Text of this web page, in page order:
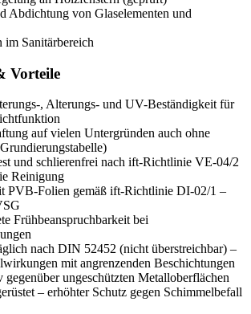
Abdichtung von Glaselementen und
im Sanitärbereich
Vorteile
, Alterungs- und UV-Beständigkeit für
auf vielen Untergründen auch ohne
und schlierenfrei nach ift-Richtlinie VE-04/2
Reinigung
PVB-Folien gemäß ift-Richtlinie DI-02/1 –
Frühbeanspruchbarkeit bei
nach DIN 52452 (nicht überstreichbar) –
mit angrenzenden Beschichtungen
ungeschützten Metalloberflächen
– erhöhter Schutz gegen Schimmelbefall